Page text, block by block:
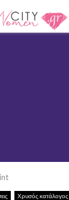
Χρυσός κατάλογος